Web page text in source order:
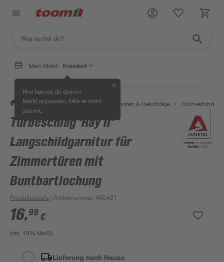
Mein Markt: Troisdorf
Hier kannst du deinen
Markt anpassen , falls er nicht
stimmt.
✕
/ Werkstatt & Maschinen / Eisenwaren & Beschläge / Holzverbinder
Türbeschlag 'Ray II'
Langschildgarnitur für
Zimmertüren mit
Buntbartlochung
Produktdetails | Artikelnummer:450421
16,99 €
inkl. 19% MwSt.
Lieferung nach Hause